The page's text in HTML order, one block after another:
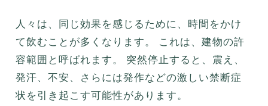
人々は、同じ効果を感じるために、時間をかけ
て飲むことが多くなります。 これは、建物の許
容範囲と呼ばれます。 突然停止すると、震え、
発汗、不安、さらには発作などの激しい禁断症
状を引き起こす可能性があります。